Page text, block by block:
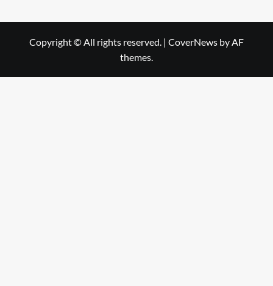
Copyright © All rights reserved. | CoverNews by AF
themes.